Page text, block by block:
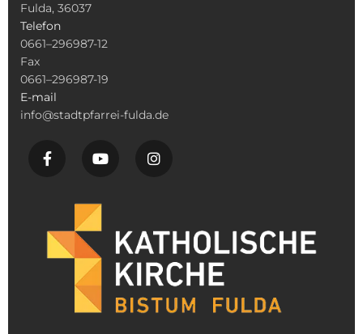
Fulda, 36037
Telefon
0661–296987-12
Fax
0661–296987-19
E-mail
info@stadtpfarrei-fulda.de